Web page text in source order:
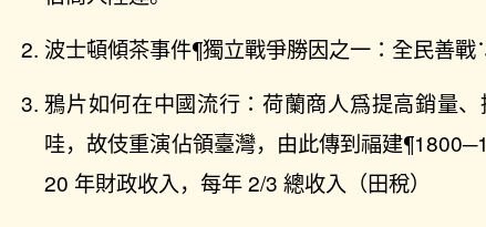
波士頓傾茶事件¶獨立戰爭勝因之一：全民善
鴉片如何在中國流行：荷蘭商人爲提高銷量
哇，故伎重演佔領臺灣，由此傳到福建
20 年財政收入，每年 2/3 總收入（田稅）